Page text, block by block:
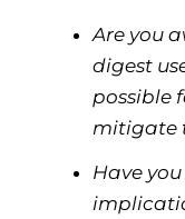
Are you
digest
possible
mitigate
Have